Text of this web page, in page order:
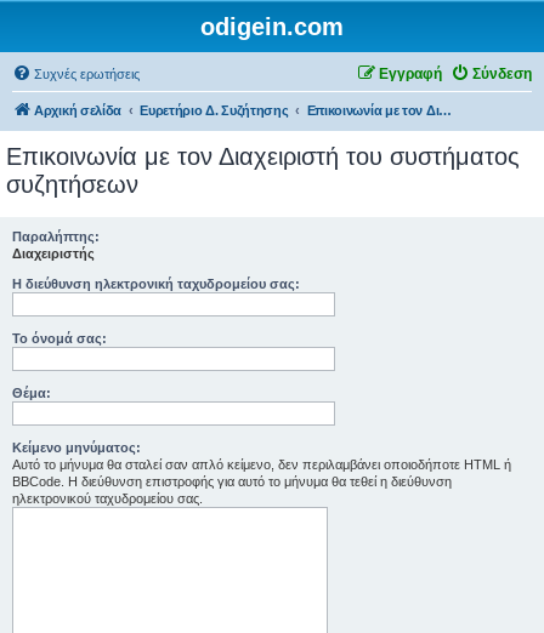
odigein.com
Συχνές ερωτήσεις Σύνδεση
Εγγραφή
Αρχική σελίδα Ευρετήριο Δ. Συζήτησης Επικοινωνία με τον Διαχειριστή του συστήματος συζητήσεων
Επικοινωνία με τον Διαχειριστή του συστήματος
συζητήσεων
Παραλήπτης:
Διαχειριστής
Η διεύθυνση ηλεκτρονική ταχυδρομείου σας:
Το όνομά σας:
Θέμα:
Κείμενο μηνύματος:
Αυτό το μήνυμα θα σταλεί σαν απλό κείμενο, δεν περιλαμβάνει οποιοδήποτε HTML ή
BBCode. Η διεύθυνση επιστροφής για αυτό το μήνυμα θα τεθεί η διεύθυνση
ηλεκτρονικού ταχυδρομείου σας.